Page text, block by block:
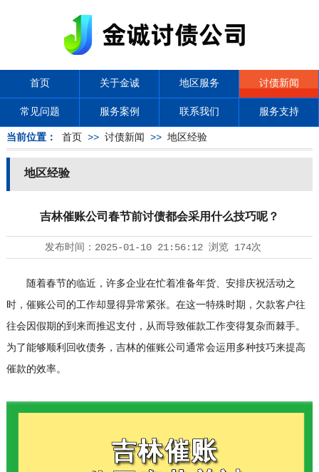
首页 关于金诚 地区服务 讨债新闻
常见问题 服务案例 联系我们 服务支持
当前位置： 首页 >> 讨债新闻 >> 地区经验
地区经验
吉林催账公司春节前讨债都会采用什么技巧呢？
发布时间： 2025-01-10 21:56:12浏览 174次
随着春节的临近，许多企业在忙着准备年货、安排庆祝活动之
时，催账公司的工作却显得异常紧张。在这一特殊时期，欠款客户往
往会因假期的到来而推迟支付，从而导致催款工作变得复杂而棘手。
为了能够顺利回收债务，吉林的催账公司通常会运用多种技巧来提高
催款的效率。